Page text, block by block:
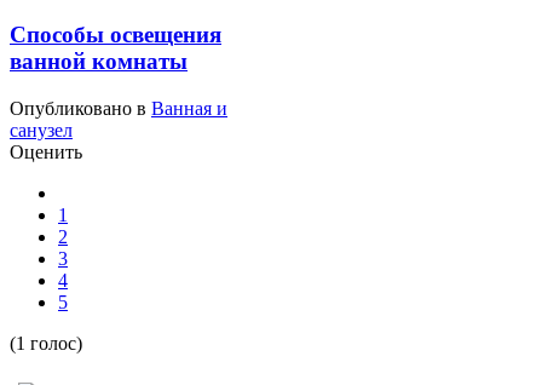
Способы освещения
ванной комнаты
Опубликовано в Ванная и
санузел
Оценить
1
2
3
4
5
(1 голос)